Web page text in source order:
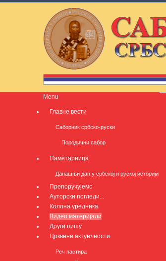
Menu
Главне вести
Саборник србско-руски
Породични сабор
Паметарница
Данашњи дан у србској и руској историји
Препоручујемо
Ауторски погледи...
Колона уредника
Видео материјали
Други пишу
Црквене актуелности
Реч пастира